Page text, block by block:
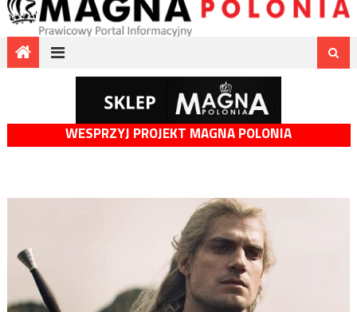
WESPRZYJ PROJEKT MAGNA POLONIA